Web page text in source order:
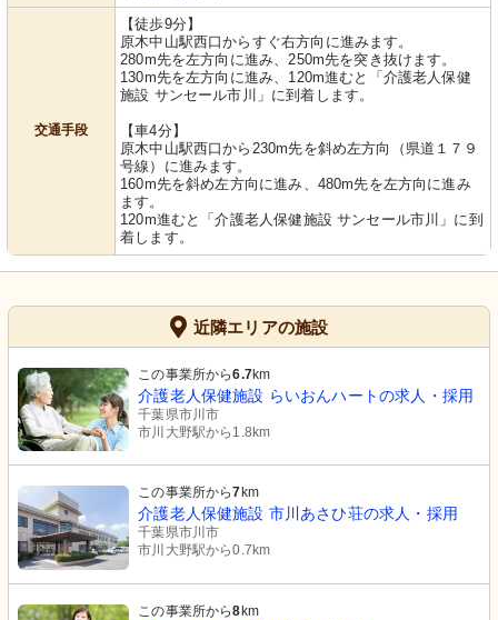
交通手段
【徒歩9分】
原木中山駅西口からすぐ右方向に進みます。
280m先を左方向に進み、250m先を突き抜けます。
130m先を左方向に進み、120m進むと「介護老人保健
施設 サンセール市川」に到着します。
【車4分】
原木中山駅西口から230m先を斜め左方向（県道１７９
号線）に進みます。
160m先を斜め左方向に進み、480m先を左方向に進み
ます。
120m進むと「介護老人保健施設 サンセール市川」に到
着します。
近隣エリアの施設
この事業所から6.7km
介護老人保健施設 らいおんハートの求人・採用
千葉県市川市
市川大野駅から1.8km
この事業所から7 km
介護老人保健施設 市川あさひ荘の求人・採用
千葉県市川市
市川大野駅から0.7km
この事業所から8 km